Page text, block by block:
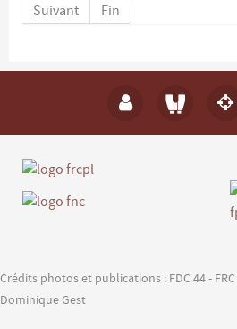
Suivant
Fin
Crédits photos et publications : FDC 44 -
Dominique Gest